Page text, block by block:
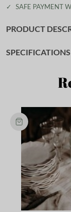
✓
SAFE PAYMENT
PRODUCT
SPECIFICATIONS